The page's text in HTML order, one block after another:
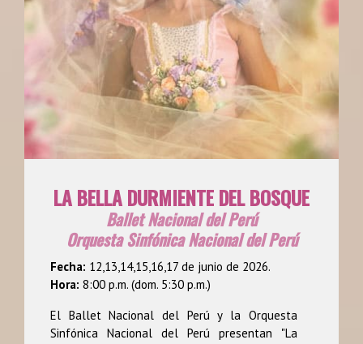
LA BELLA DURMIENTE DEL BOSQUE
Ballet Nacional del Perú
Orquesta Sinfónica Nacional del Perú
Fecha: 12,13,14,15,16,17 de junio de 2026.
Hora: 8:00 p.m. (dom. 5:30 p.m.)
El Ballet Nacional del Perú y la Orquesta
Sinfónica Nacional del Perú presentan "La